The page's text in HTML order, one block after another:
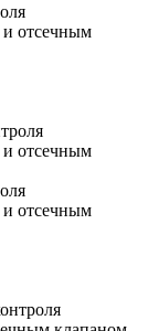
и отсечным
и отсечным